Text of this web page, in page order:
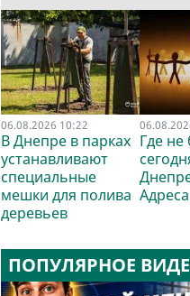
06.08.2026 10:22
В Днепре в парках
устанавливают
специальные
мешки для полива
деревьев
Где не
Адреса
ПОПУЛЯРНОЕ